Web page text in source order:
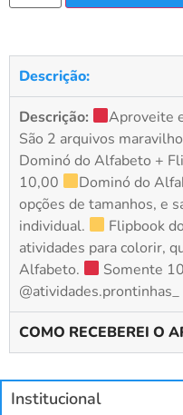
Descrição:
Descrição:
Aproveite
São 2 arquivos
Dominó do Alfabeto +
10,00
Dominó do
opções de tamanhos, e
individual.
Flipbook
atividades para colorir,
Alfabeto.
Somente
@atividades.prontinhas_
COMO RECEBEREI O
Institucional